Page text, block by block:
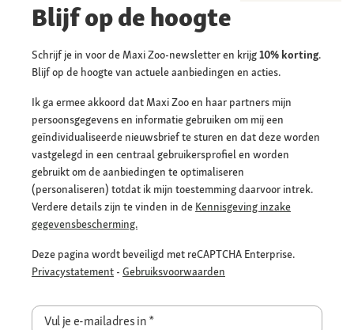
Blijf op de hoogte
Schrijf je in voor de Maxi Zoo-newsletter en krijg10% korting.
Blijf op de hoogte van actuele aanbiedingen en acties.
Ik ga ermee akkoord dat Maxi Zoo en haar partners mijn
persoonsgegevens en informatie gebruiken om mij een
geïndividualiseerde nieuwsbrief te sturen en dat deze worden
vastgelegd in een centraal gebruikersprofiel en worden
gebruikt om de aanbiedingen te optimaliseren
(personaliseren) totdat ik mijn toestemming daarvoor intrek.
Verdere details zijn te vinden in de Kennisgeving inzake
gegevensbescherming.
Deze pagina wordt beveiligd met reCAPTCHA Enterprise.
Privacystatement - Gebruiksvoorwaarden
Vul je e-mailadres in*